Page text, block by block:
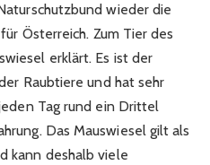
wieder die
Österreich. Zum Tier des
erklärt. Es ist der
Raubtiere und hat sehr
Tag rund ein Drittel
Das Mauswiesel gilt als
kann deshalb viele